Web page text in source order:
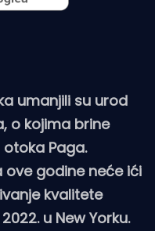
umanjili su urod
o kojima brine
Paga.
godine neće ići
kvalitete
u New Yorku.